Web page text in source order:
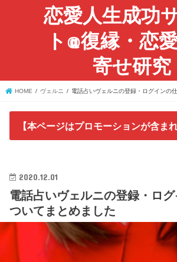
恋愛人生成功
ト@復縁・恋
寄せ研究
HOME ヴェルニ 電話占いヴェルニの登録・ログインの
【本ページはプロモーションが含ま
2020.12.01
電話占いヴェルニの登録・ロ
ついてまとめました